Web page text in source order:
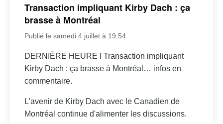
Transaction impliquant Kirby Dach : ça
brasse à Montréal
Publié le samedi 4 juillet à 19:54
DERNIÈRE HEURE l Transaction impliquant
Kirby Dach : ça brasse à Montréal… infos en
commentaire.
L'avenir de Kirby Dach avec le Canadien de
Montréal continue d'alimenter les discussions.